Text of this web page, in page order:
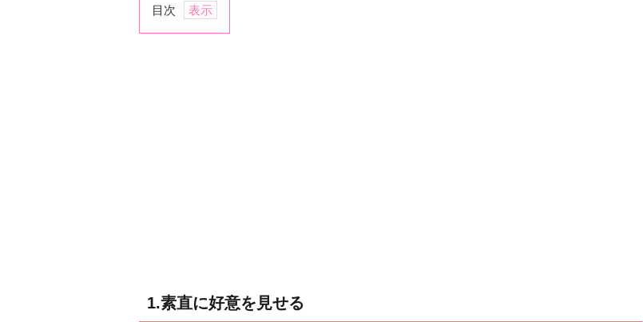
目次
1.
気
分
1.素直に好意を見せる